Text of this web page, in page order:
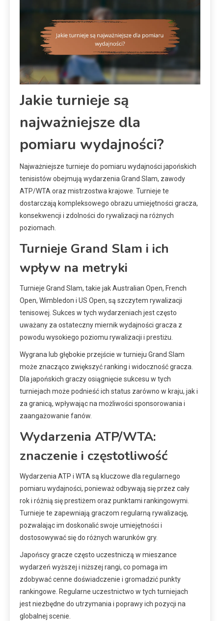
Jakie turnieje są
najważniejsze dla
pomiaru wydajności?
Najważniejsze turnieje do pomiaru wydajności japońskich
tenisistów obejmują wydarzenia Grand Slam, zawody
ATP/WTA oraz mistrzostwa krajowe. Turnieje te
dostarczają kompleksowego obrazu umiejętności gracza,
konsekwencji i zdolności do rywalizacji na różnych
poziomach.
Turnieje Grand Slam i ich
wpływ na metryki
Turnieje Grand Slam, takie jak Australian Open, French
Open, Wimbledon i US Open, są szczytem rywalizacji
tenisowej. Sukces w tych wydarzeniach jest często
uważany za ostateczny miernik wydajności gracza z
powodu wysokiego poziomu rywalizacji i prestiżu.
Wygrana lub głębokie przejście w turnieju Grand Slam
może znacząco zwiększyć ranking i widoczność gracza.
Dla japońskich graczy osiągnięcie sukcesu w tych
turniejach może podnieść ich status zarówno w kraju, jak i
za granicą, wpływając na możliwości sponsorowania i
zaangażowanie fanów.
Wydarzenia ATP/WTA:
znaczenie i częstotliwość
Wydarzenia ATP i WTA są kluczowe dla regularnego
pomiaru wydajności, ponieważ odbywają się przez cały
rok i różnią się prestiżem oraz punktami rankingowymi.
Turnieje te zapewniają graczom regularną rywalizację,
pozwalając im doskonalić swoje umiejętności i
dostosowywać się do różnych warunków gry.
Japońscy gracze często uczestniczą w mieszance
wydarzeń wyższej i niższej rangi, co pomaga im
zdobywać cenne doświadczenie i gromadzić punkty
rankingowe. Regularne uczestnictwo w tych turniejach
jest niezbędne do utrzymania i poprawy ich pozycji na
globalnej scenie.